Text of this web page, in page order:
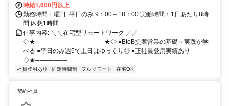
時給1,600円以上
勤務時間・曜日: 平日のみ 9：00～18：00 実働時間：1日あたり8時
間 休憩1時間
仕事内容: ＼＼在宅型リモートワーク ／／
◇★───────────────★◇ ●BtoB提案営業の基礎～実践が学
べる ●平日のみ週5で土日はゆっくり◎ ●正社員登用実績あり
◇★───────...
社員登用あり 固定時間制 フルリモート 在宅OK
契約社員